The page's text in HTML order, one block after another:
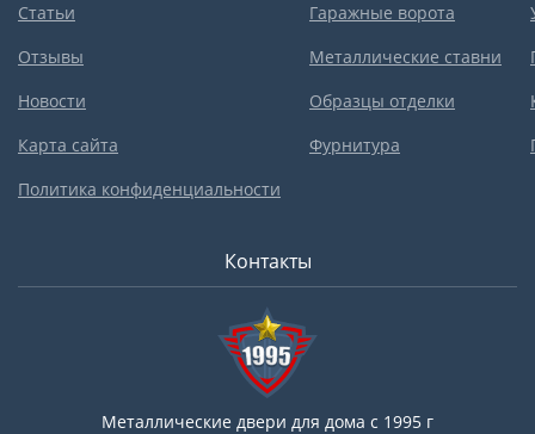
Статьи
Отзывы
Новости
Карта сайта
Политика конфиденциальности
Гаражные ворота
Металлические ставни
Образцы отделки
Фурнитура
Контакты
Металлические двери для дома с 1995 г